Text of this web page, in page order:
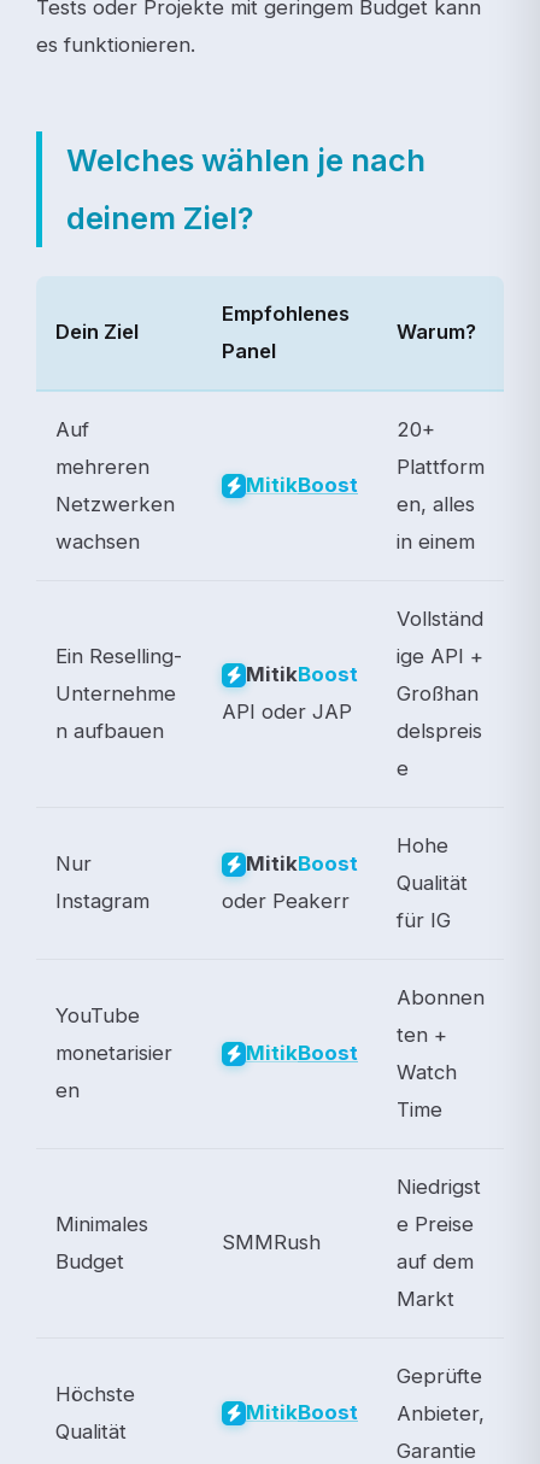
Tests oder Projekte mit geringem Budget kann
es funktionieren.
Welches wählen je nach
deinem Ziel?
Dein Ziel
Empfohlenes
Panel
Warum?
Auf
mehreren
Netzwerken
wachsen
MitikBoost
20+
Plattform
en, alles
in einem
Ein Reselling-
Unternehme
n aufbauen
MitikBoost
API oder JAP
Vollständ
ige API +
Großhan
delspreis
e
Nur
Instagram
MitikBoost
oder Peakerr
Hohe
Qualität
für IG
YouTube
monetarisier
en
MitikBoost
Abonnen
ten +
Watch
Time
Minimales
Budget
SMMRush
Niedrigst
e Preise
auf dem
Markt
Höchste
Qualität
MitikBoost
Geprüfte
Anbieter,
Garantie